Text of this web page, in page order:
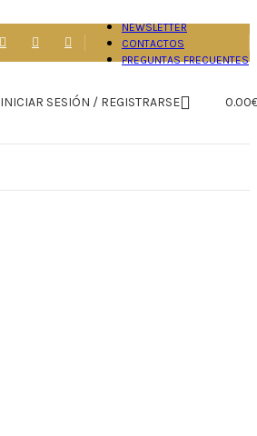
NEWSLETTER
CONTACTOS
PREGUNTAS FRECUENTES
INICIAR SESIÓN / REGISTRARSE 0.00